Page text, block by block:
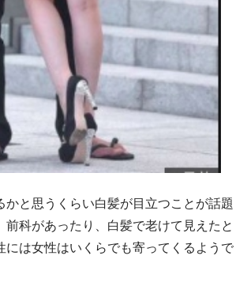
かと思うくらい白髪が目立つことが話題
前科があったり、白髪で老けて見えたと
には女性はいくらでも寄ってくるようで